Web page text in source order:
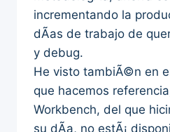
incrementando la
dÃ­as de trabajo de
y debug.
He visto tambiÃ©n en
que hacemos
Workbench, del que
su dÃ­a, no estÃ¡